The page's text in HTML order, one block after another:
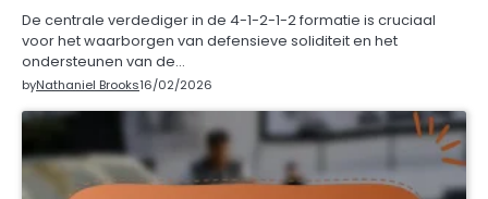
De centrale verdediger in de 4-1-2-1-2 formatie is cruciaal
voor het waarborgen van defensieve soliditeit en het
ondersteunen van de…
byNathaniel Brooks16/02/2026